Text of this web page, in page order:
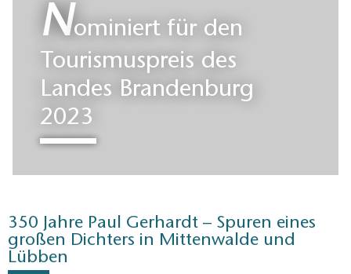
Nominiert für den
Tourismuspreis des
Landes Brandenburg
2023
350 Jahre Paul Gerhardt – Spuren eines
großen Dichters in Mittenwalde und
Lübben